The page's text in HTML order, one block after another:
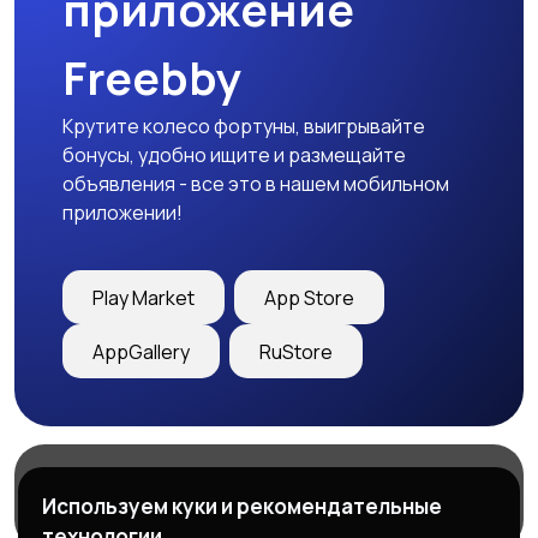
Freebby
Крутите колесо фортуны, выигрывайте
бонусы, удобно ищите и размещайте
объявления - все это в нашем мобильном
приложении!
Play Market App Store
AppGallery RuStore
Служба поддержки
Используем куки и рекомендательные